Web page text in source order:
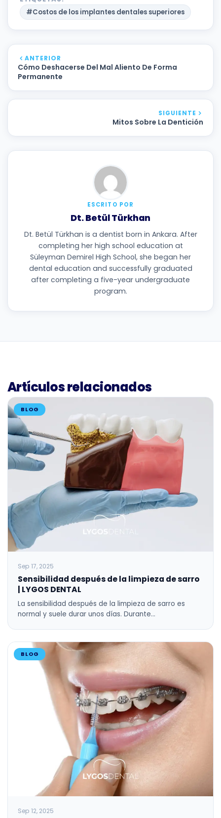
#Costos de los implantes dentales superiores
ANTERIOR
Cómo Deshacerse Del Mal Aliento De Forma
Permanente
SIGUIENTE
Mitos Sobre La Dentición
ESCRITO POR
Dt. Betül Türkhan
Dt. Betül Türkhan is a dentist born in Ankara. After
completing her high school education at
Süleyman Demirel High School, she began her
dental education and successfully graduated
after completing a five-year undergraduate
program.
Artículos relacionados
BLOG
Sep 17, 2025
Sensibilidad después de la limpieza de sarro
| LYGOS DENTAL
La sensibilidad después de la limpieza de sarro es
normal y suele durar unos días. Durante…
BLOG
Sep 12, 2025